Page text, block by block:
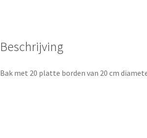
Beschrijving
Bak met 20 platte borden van 20 cm